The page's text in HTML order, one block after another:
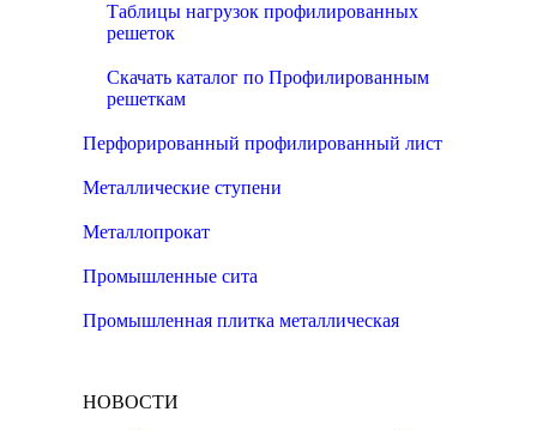
Таблицы нагрузок профилированных
решеток
Скачать каталог по Профилированным
решеткам
Перфорированный профилированный лист
Металлические ступени
Металлопрокат
Промышленные сита
Промышленная плитка металлическая
НОВОСТИ